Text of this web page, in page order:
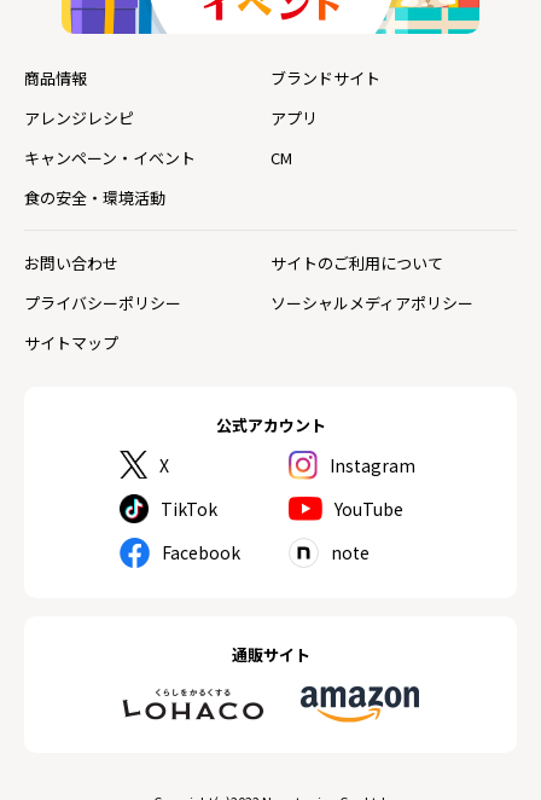
公式アカウント
X
Instagram
TikTok
YouTube
Facebook
note
通販サイト
商品情報
ブランドサイト
アレンジレシピ
アプリ
キャンペーン・イベント
CM
食の安全・環境活動
お問い合わせ
サイトのご利用について
プライバシーポリシー
ソーシャルメディアポリシー
サイトマップ